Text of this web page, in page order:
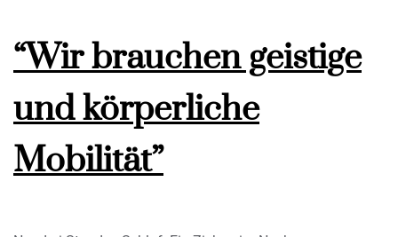
“Wir brauchen geistige
und körperliche
Mobilität”